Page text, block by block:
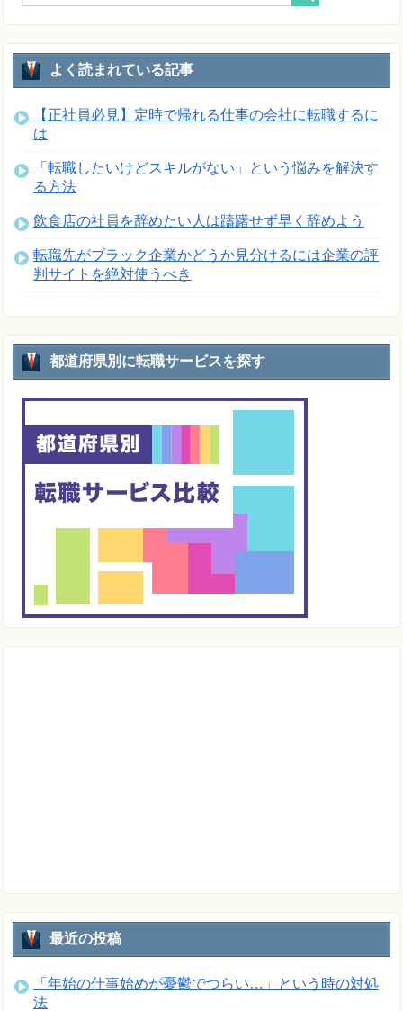
よく読まれている記事
【正社員必見】定時で帰れる仕事の会社に転職するに
は
「転職したいけどスキルがない」という悩みを解決す
る方法
飲食店の社員を辞めたい人は躊躇せず早く辞めよう
転職先がブラック企業かどうか見分けるには企業の評
判サイトを絶対使うべき
都道府県別に転職サービスを探す
最近の投稿
「年始の仕事始めが憂鬱でつらい…」という時の対処
法